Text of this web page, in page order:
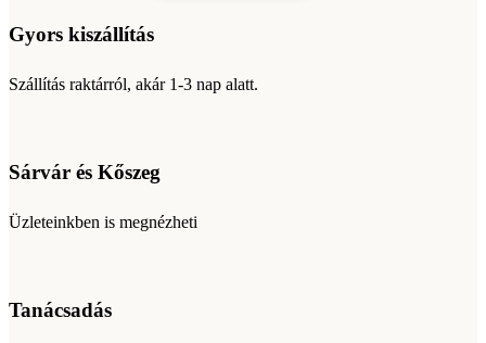
Grafito
25x50
Gyors kiszállítás
Szállítás raktárról, akár 1-3 nap alatt.
Sárvár és Kőszeg
Üzleteinkben is megnézheti
Tanácsadás